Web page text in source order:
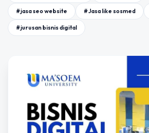
#jasa seo website #Jasa like sosmed
#jurusan bisnis digital